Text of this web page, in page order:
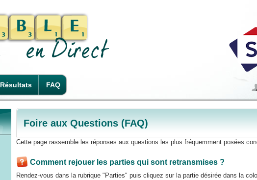
Résultats FAQ
Foire aux Questions (FAQ)
Cette page rassemble les réponses aux questions les plus fréquemment posées
Comment rejouer les parties qui sont retransmises ?
Rendez-vous dans la rubrique "Parties" puis cliquez sur la partie désirée dans la